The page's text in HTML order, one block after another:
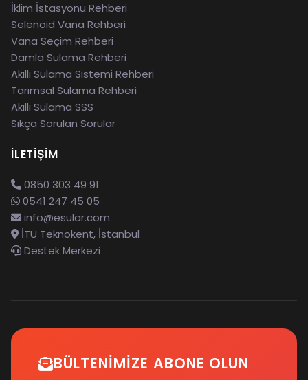
İklim İstasyonu Rehberi
Selenoid Vana Rehberi
Vana Seçim Rehberi
Damla Sulama Rehberi
Akıllı Sulama Sistemi Rehberi
Tarımsal Sulama Rehberi
Akıllı Sulama SSS
Sıkça Sorulan Sorular
İLETIŞIM
0850 303 49 91
0541 247 45 05
info@esular.com
İTÜ Teknokent, İstanbul
Destek Merkezi
BÜLTENIMIZE ABONE OLUN